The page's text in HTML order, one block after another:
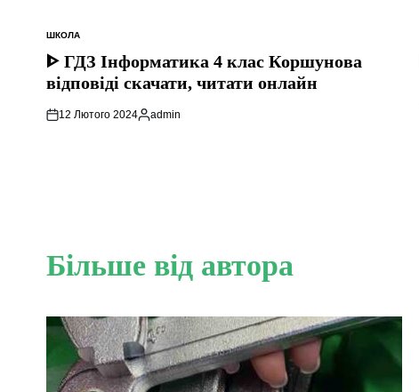
ОПУБЛІКУВАТИ
У
ШКОЛА
ᐈ ГДЗ Інформатика 4 клас Коршунова
відповіді скачати, читати онлайн
12 Лютого 2024
Опубліковано
admin
Більше від автора